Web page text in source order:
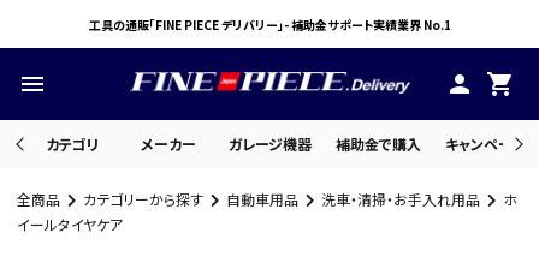
工具の通販「FINE PIECE デリバリー」- 補助金サポート実績業界 No.1
menu person shopping_cart
カテゴリ メーカー ガレージ機器 補助金で購入 キャンペーン
全商品 カテゴリーから探す 自動車用品 洗車・清掃・お手入れ用品
ホ
イールタイヤケア